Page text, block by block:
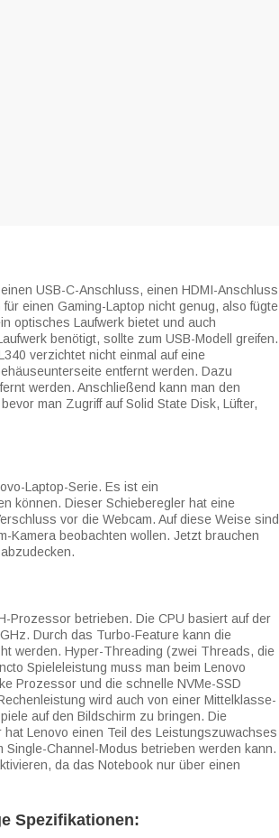
USB-C-Anschluss, einen HDMI-Anschluss
einen Gaming-Laptop nicht genug, also fügte
optisches Laufwerk bietet und auch
benötigt, sollte zum USB-Modell greifen.
verzichtet nicht einmal auf eine
entfernt werden. Dazu
werden. Anschließend kann man den
man Zugriff auf Solid State Disk, Lüfter,
Laptop-Serie. Es ist ein
können. Dieser Schieberegler hat eine
vor die Webcam. Auf diese Weise sind
Kamera beobachten wollen. Jetzt brauchen
Prozessor betrieben. Die CPU basiert auf der
Durch das Turbo-Feature kann die
werden. Hyper-Threading (zwei Threads, die
Spieleleistung muss man beim Lenovo
Prozessor und die schnelle NVMe-SSD
wird auch von einer Mittelklasse-
auf den Bildschirm zu bringen. Die
Lenovo einen Teil des Leistungszuwachses
Channel-Modus betrieben werden kann.
da das Notebook nur über einen
Spezifikationen: